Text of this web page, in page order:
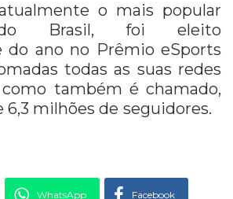
o mais popular
Brasil, foi eleito
do ano no Prêmio eSports
todas as suas redes
como também é chamado,
6,3 milhões de seguidores.
WhatsApp Facebook